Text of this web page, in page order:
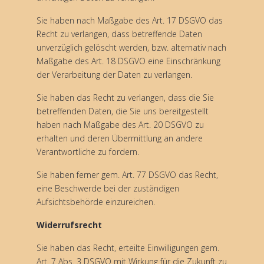
Sie haben nach Maßgabe des Art. 17 DSGVO das
Recht zu verlangen, dass betreffende Daten
unverzüglich gelöscht werden, bzw. alternativ nach
Maßgabe des Art. 18 DSGVO eine Einschränkung
der Verarbeitung der Daten zu verlangen.
Sie haben das Recht zu verlangen, dass die Sie
betreffenden Daten, die Sie uns bereitgestellt
haben nach Maßgabe des Art. 20 DSGVO zu
erhalten und deren Übermittlung an andere
Verantwortliche zu fordern.
Sie haben ferner gem. Art. 77 DSGVO das Recht,
eine Beschwerde bei der zuständigen
Aufsichtsbehörde einzureichen.
Widerrufsrecht
Sie haben das Recht, erteilte Einwilligungen gem.
Art. 7 Abs. 3 DSGVO mit Wirkung für die Zukunft zu